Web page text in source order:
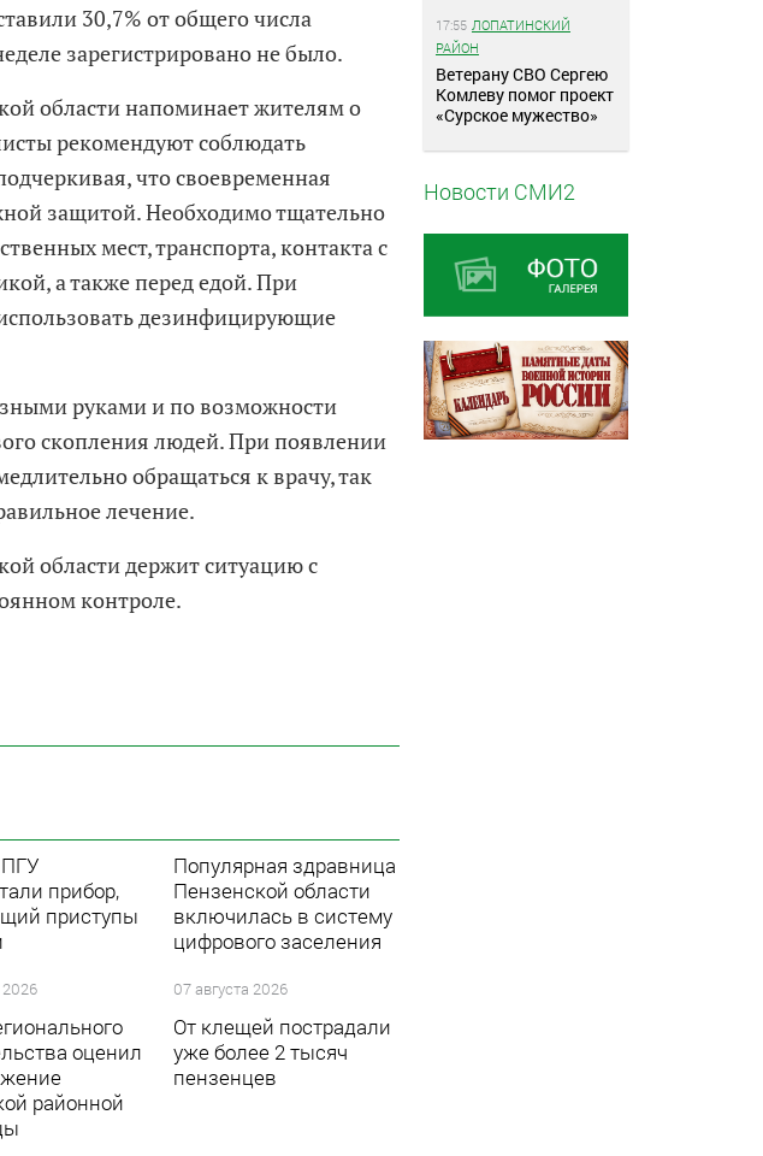
30,7% от общего числа
зарегистрировано не было.
области напоминает жителям о
рекомендуют соблюдать
что своевременная
защитой. Необходимо тщательно
мест, транспорта, контакта с
а также перед едой. При
дезинфицирующие
руками и по возможности
скопления людей. При появлении
обращаться к врачу, так
лечение.
области держит ситуацию с
контроле.
прибор,
приступы
2026
Популярная здравница
Пензенской области
включилась в систему
цифрового заселения
07 августа 2026
оценил
районной
От клещей пострадали
уже более 2 тысяч
пензенцев
17:55 ЛОПАТИНСКИЙ
РАЙОН
Ветерану СВО Сергею
Комлеву помог проект
«Сурское мужество»
Новости СМИ2